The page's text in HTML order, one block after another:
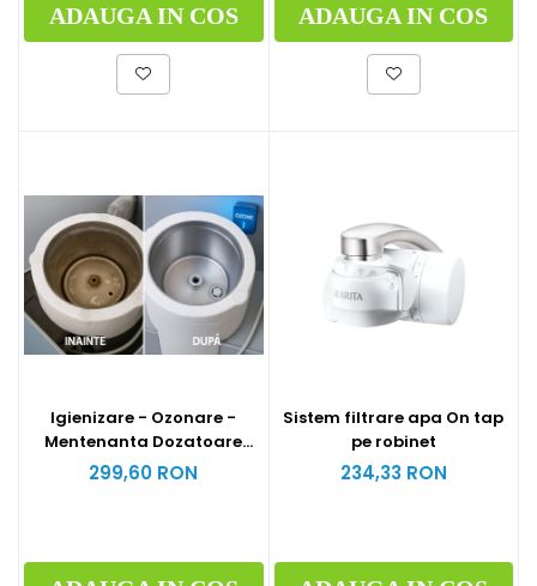
ADAUGA IN COS ADAUGA IN COS
Igienizare - Ozonare -
Mentenanta Dozatoare
apa
299,60 RON
Sistem filtrare apa On tap
pe robinet
234,33 RON